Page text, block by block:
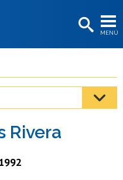
MENÚ
os
os
Rivera